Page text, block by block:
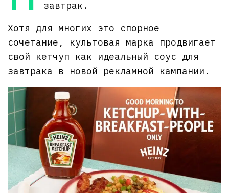
завтрак.
Хотя для многих это спорное
сочетание, культовая марка продвигает
свой кетчуп как идеальный соус для
завтрака в новой рекламной кампании.